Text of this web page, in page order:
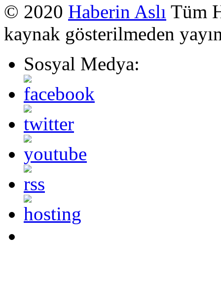
© 2020 Haberin Aslı Tüm
kaynak gösterilmeden
Sosyal Medya: